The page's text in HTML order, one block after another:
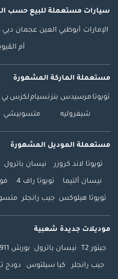
سيارات مستعملة للبيع حسب
الإمارات أبوظبي العين عجمان دبي
أم
مستعملة الماركة المشهورة
تويوتا مرسيدس بنزنسياملكزس بي
شيفروليه متسوبيشي
مستعملة الموديل المشهورة
تويوتا لاند كروزر نيسان باترول
نيسان ألتيما تويوتا راف 4
تويوتا هيلوكس جيب رانجلر
موديلات جديدة شعبية
جيتور T2 نيسان باترول بورش 911
جيب رانجلر كيا سيلتوس دودج